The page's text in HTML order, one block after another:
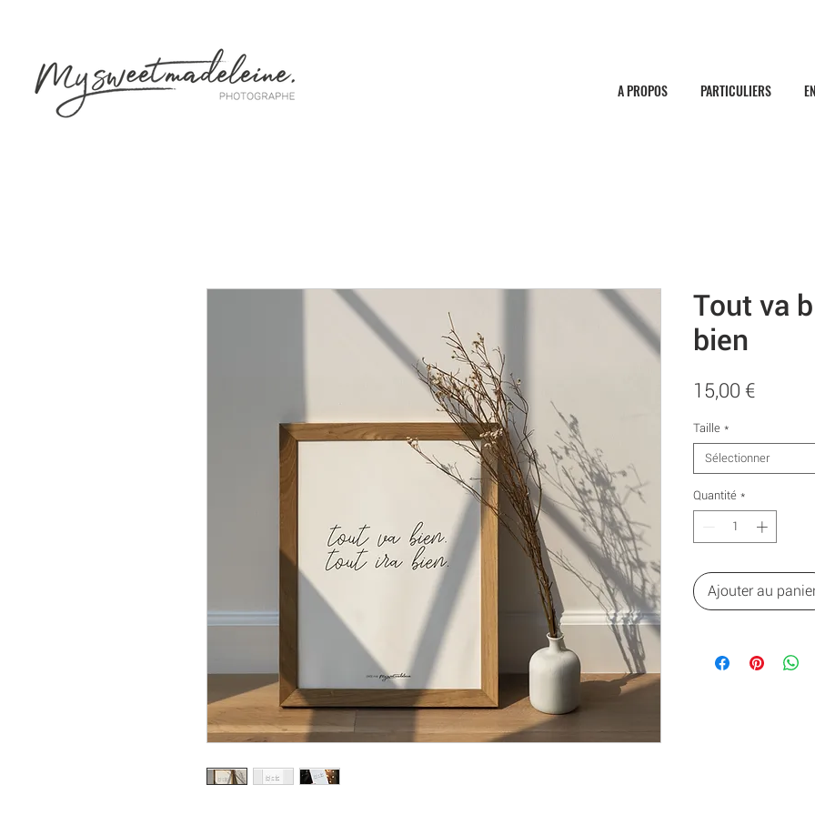
A PROPOS PARTICULIERS
Tout va
bien
15,00 €
Taille *
Sélectionner
Quantité *
Ajouter au